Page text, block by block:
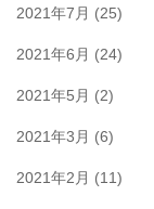
2021年7月 (25)
2021年6月 (24)
2021年5月 (2)
2021年3月 (6)
2021年2月 (11)